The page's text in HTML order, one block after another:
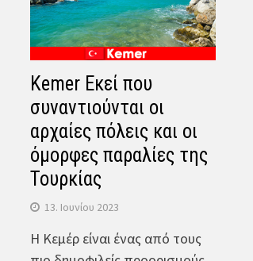
Kemer Εκεί που
συναντιούνται οι
αρχαίες πόλεις και οι
όμορφες παραλίες της
Τουρκίας
13. Ιουνίου 2023
Η Κεμέρ είναι ένας από τους